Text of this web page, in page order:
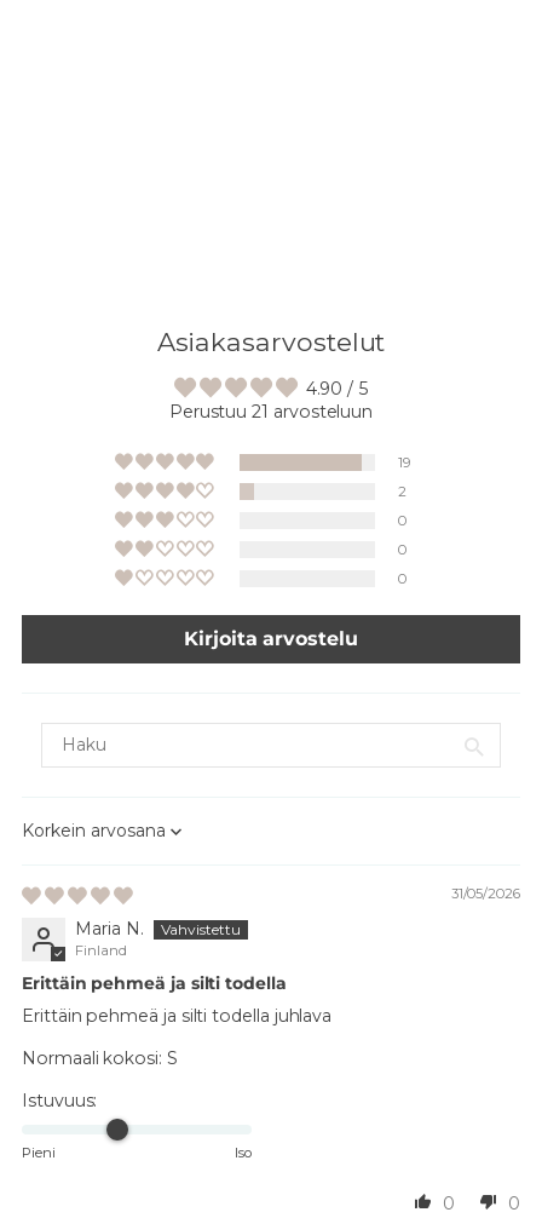
Asiakasarvostelut
4.90 / 5
Perustuu 21 arvosteluun
19
2
0
0
0
Kirjoita arvostelu
Sort by
31/05/2026
Maria N.
Finland
Erittäin pehmeä ja silti todella
Erittäin pehmeä ja silti todella juhlava
Normaali kokosi: S
Istuvuus:
Pieni Iso
0 0